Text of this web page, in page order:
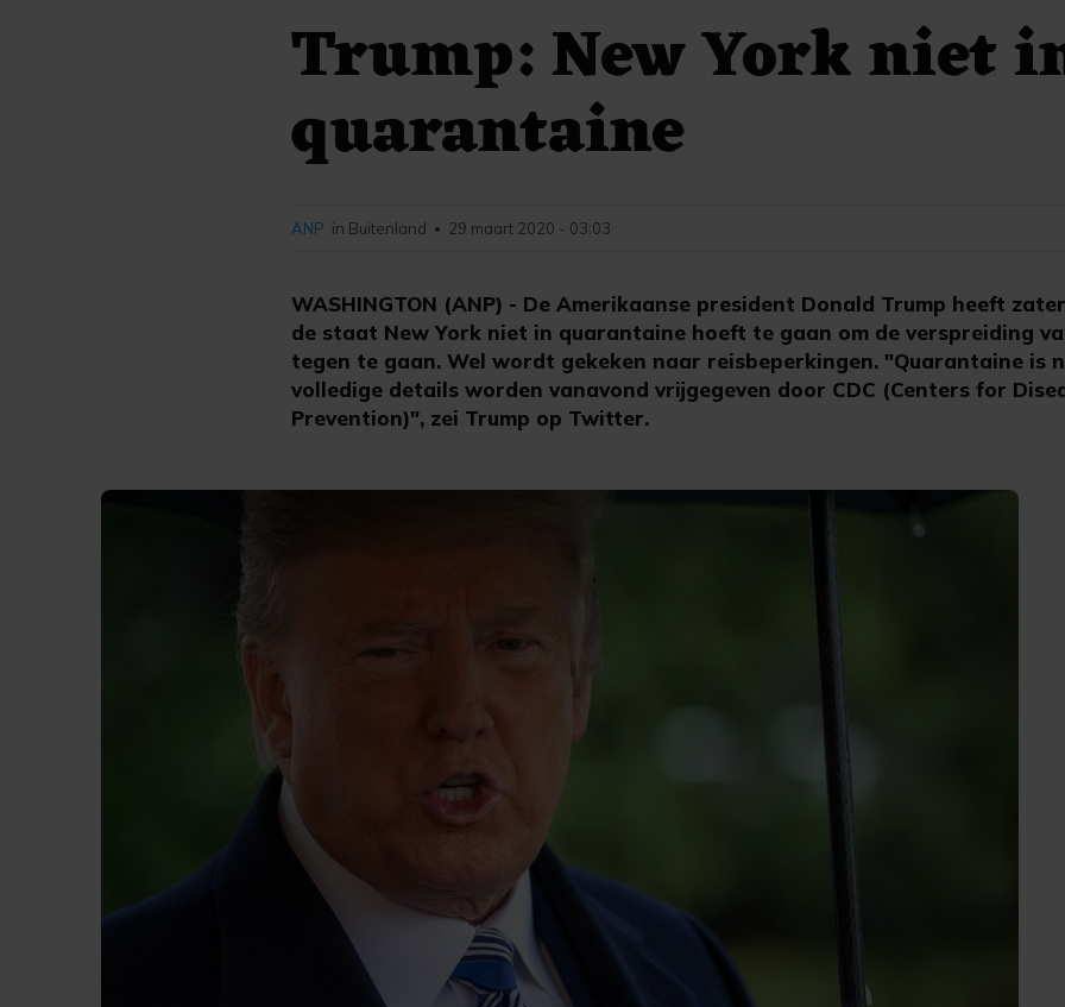
Trump: New York niet
quarantaine
WASHINGTON (ANP) - De Amerikaanse president Donald Trump heeft
de staat New York niet in quarantaine hoeft te gaan om de verspreiding
tegen te gaan. Wel wordt gekeken naar reisbeperkingen. "Quarantaine is
volledige details worden vanavond vrijgegeven door CDC (Centers for
Prevention)", zei Trump op Twitter.
ANP in Buitenland • 29 maart 2020 - 03:03